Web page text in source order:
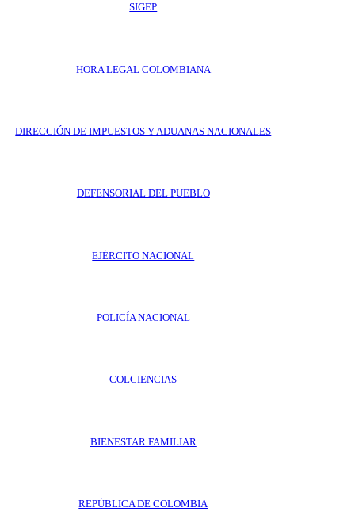
SIGEP
HORA LEGAL COLOMBIANA
DIRECCIÓN DE IMPUESTOS Y ADUANAS NACIONALES
DEFENSORIAL DEL PUEBLO
EJÉRCITO NACIONAL
POLICÍA NACIONAL
COLCIENCIAS
BIENESTAR FAMILIAR
REPÚBLICA DE COLOMBIA